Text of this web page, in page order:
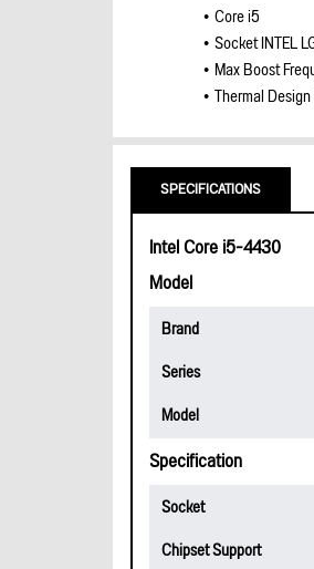
Core i5
Socket INTEL
Max Boost
Thermal
SPECIFICATIONS
Intel Core i5-4430
Model
Brand
Series
Model
Specification
Socket
Chipset Support